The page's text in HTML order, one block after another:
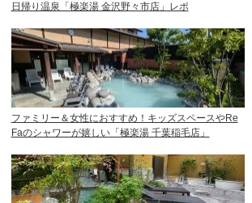
日帰り温泉「極楽湯 金沢野々市店」レポ
ファミリー＆女性におすすめ！キッズスペースやRe
Faのシャワーが嬉しい「極楽湯 千葉稲毛店」